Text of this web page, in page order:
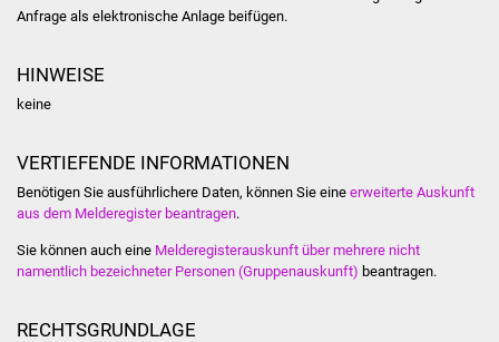
NETZMonitor
Pflege von Angehörigen
Index
Anfrage als elektronische Anlage beifügen.
HINWEISE
keine
VERTIEFENDE INFORMATIONEN
Benötigen Sie ausführlichere Daten, können Sie eine erweiterte Auskunft
aus dem Melderegister beantragen.
Sie können auch eine Melderegisterauskunft über mehrere nicht
namentlich bezeichneter Personen (Gruppenauskunft) beantragen.
RECHTSGRUNDLAGE